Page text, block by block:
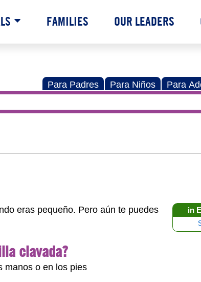
FAMILIES OUR LEADERS
Para Padres Para Niños Para
in
eras pequeño. Pero aún te puedes
clavada?
manos o en los pies